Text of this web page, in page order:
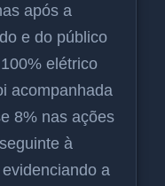
após a
e do público
elétrico
acompanhada
8% nas ações
à
a